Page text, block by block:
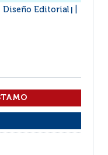
Diseño Editorial